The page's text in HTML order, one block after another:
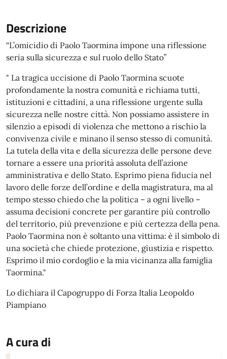
Descrizione
“L’omicidio di Paolo Taormina impone una riflessione
seria sulla sicurezza e sul ruolo dello Stato”
" La tragica uccisione di Paolo Taormina scuote
profondamente la nostra comunità e richiama tutti,
istituzioni e cittadini, a una riflessione urgente sulla
sicurezza nelle nostre città. Non possiamo assistere in
silenzio a episodi di violenza che mettono a rischio la
convivenza civile e minano il senso stesso di comunità.
La tutela della vita e della sicurezza delle persone deve
tornare a essere una priorità assoluta dell’azione
amministrativa e dello Stato. Esprimo piena fiducia nel
lavoro delle forze dell’ordine e della magistratura, ma al
tempo stesso chiedo che la politica – a ogni livello –
assuma decisioni concrete per garantire più controllo
del territorio, più prevenzione e più certezza della pena.
Paolo Taormina non è soltanto una vittima: è il simbolo di
una società che chiede protezione, giustizia e rispetto.
Esprimo il mio cordoglio e la mia vicinanza alla famiglia
Taormina."
Lo dichiara il Capogruppo di Forza Italia Leopoldo
Piampiano
A cura di